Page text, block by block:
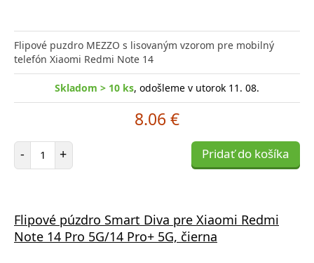
Flipové puzdro MEZZO s lisovaným vzorom pre mobilný
telefón Xiaomi Redmi Note 14
Skladom > 10 ks, odošleme v utorok 11. 08.
8.06 €
- Počet položiek
+ Pridať do košíka
Flipové púzdro Smart Diva pre Xiaomi Redmi
Note 14 Pro 5G/14 Pro+ 5G, čierna